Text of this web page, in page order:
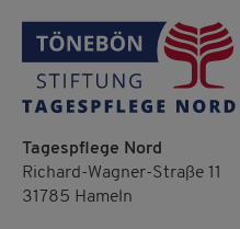
Tagespflege Nord
Richard-Wagner-Straße 11
31785 Hameln